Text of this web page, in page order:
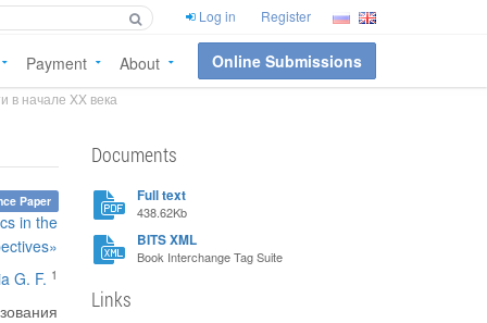
Log in Register
Payment About Online Submissions
в начале XX века
Paper
in the
G. F. 1
Documents
Full text
438.62Kb
BITS XML
Book Interchange Tag Suite
Links